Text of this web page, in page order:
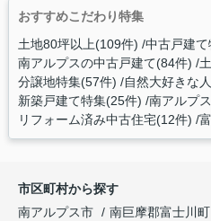
おすすめこだわり特集
土地80坪以上(109件) 中古戸建
南アルプスの中古戸建て(84件)
分譲地特集(57件) 自然大好きな
新築戸建て特集(25件) 南アルプ
リフォーム済み中古住宅(12件)
市区町村から探す
南アルプス市
南巨摩郡富士川町